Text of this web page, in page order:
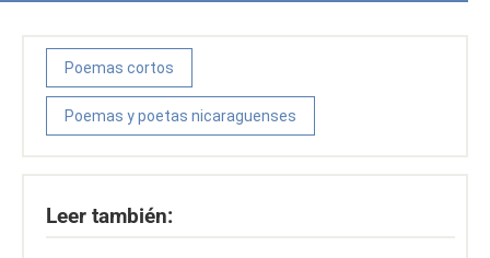
Poemas cortos
Poemas y poetas nicaraguenses
Leer también: